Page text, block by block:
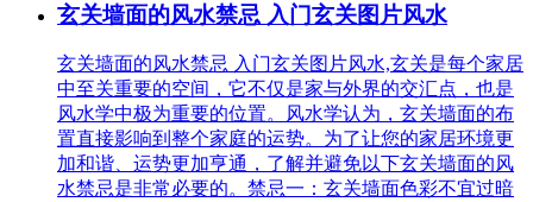
玄关墙面的风水禁忌 入门玄关图片风水
玄关墙面的风水禁忌 入门玄关图片风水,玄关是每个家居
中至关重要的空间，它不仅是家与外界的交汇点，也是
风水学中极为重要的位置。风水学认为，玄关墙面的布
置直接影响到整个家庭的运势。为了让您的家居环境更
加和谐、运势更加亨通，了解并避免以下玄关墙面的风
水禁忌是非常必要的。禁忌一：玄关墙面色彩不宜过暗